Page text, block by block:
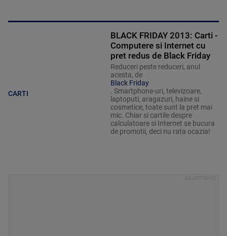
CARTI
BLACK FRIDAY 2013: Carti -
Computere si Internet cu
pret redus de Black Friday
Reduceri peste reduceri, anul
acesta, de
Black Friday
. Smartphone-uri, televizoare,
laptoputi, aragazuri, haine si
cosmetice, toate sunt la pret mai
mic. Chiar si cartile despre
calculatoare si Internet se bucura
de promotii, deci nu rata ocazia!